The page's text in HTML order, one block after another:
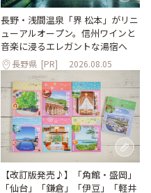
長野・浅間温泉「界 松本」がリニ
ューアルオープン。信州ワインと
音楽に浸るエレガントな湯宿へ
長野県 [PR] 2026.08.05
【改訂版発売♪】「角館・盛岡」
「仙台」「鎌倉」「伊豆」「軽井